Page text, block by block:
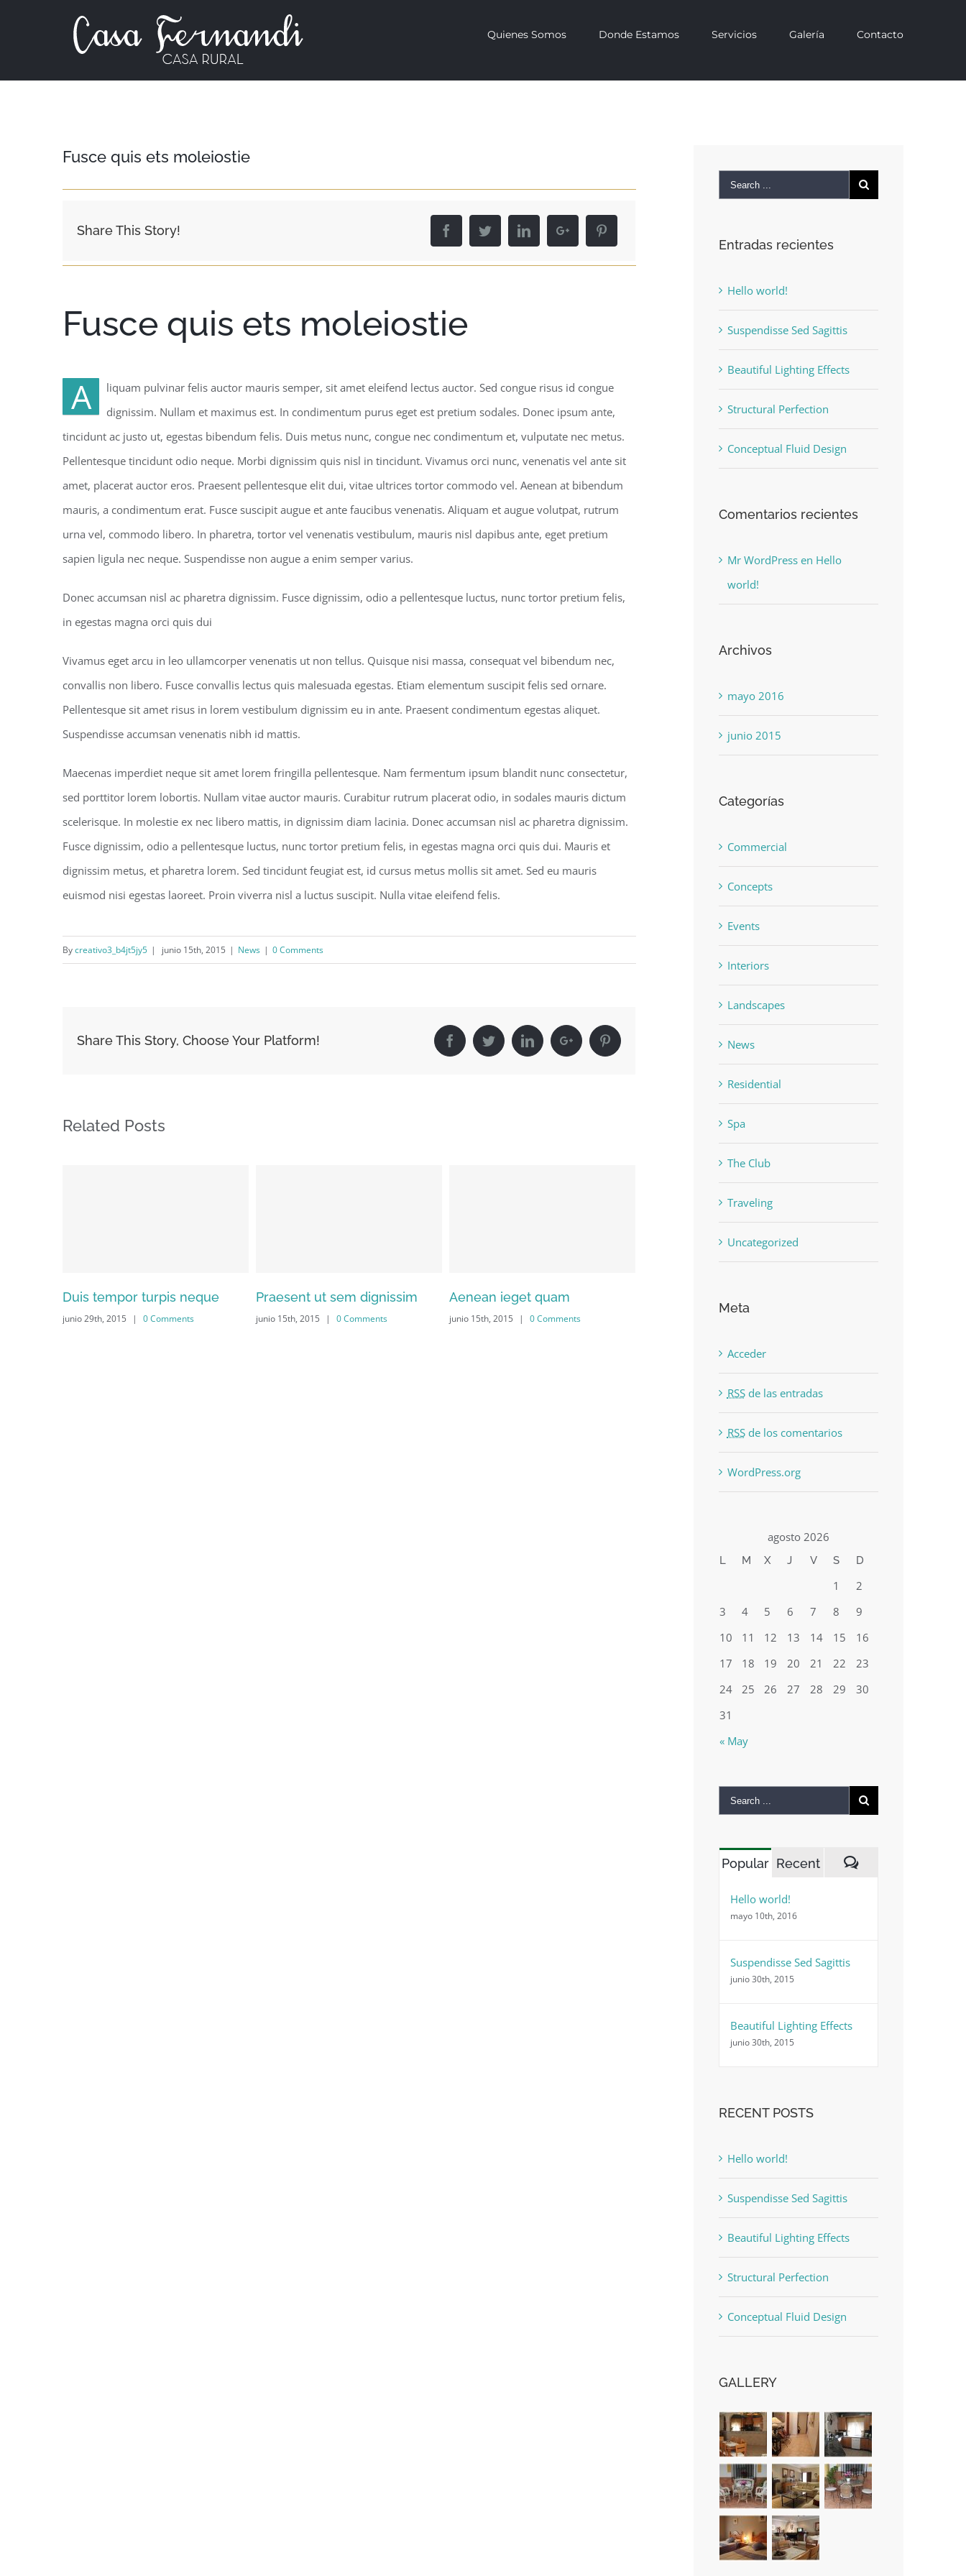
Quienes Somos Donde Estamos Servicios Galería Contacto
Fusce quis ets moleiostie
Share This Story!
Fusce quis ets moleiostie
A
liquam pulvinar felis auctor mauris semper, sit amet eleifend lectus auctor. Sed congue risus id congue
dignissim. Nullam et maximus est. In condimentum purus eget est pretium sodales. Donec ipsum ante,
tincidunt ac justo ut, egestas bibendum felis. Duis metus nunc, congue nec condimentum et, vulputate nec metus.
Pellentesque tincidunt odio neque. Morbi dignissim quis nisl in tincidunt. Vivamus orci nunc, venenatis vel ante sit
amet, placerat auctor eros. Praesent pellentesque elit dui, vitae ultrices tortor commodo vel. Aenean at bibendum
mauris, a condimentum erat. Fusce suscipit augue et ante faucibus venenatis. Aliquam et augue volutpat, rutrum
urna vel, commodo libero. In pharetra, tortor vel venenatis vestibulum, mauris nisl dapibus ante, eget pretium
sapien ligula nec neque. Suspendisse non augue a enim semper varius.
Donec accumsan nisl ac pharetra dignissim. Fusce dignissim, odio a pellentesque luctus, nunc tortor pretium felis,
in egestas magna orci quis dui
Vivamus eget arcu in leo ullamcorper venenatis ut non tellus. Quisque nisi massa, consequat vel bibendum nec,
convallis non libero. Fusce convallis lectus quis malesuada egestas. Etiam elementum suscipit felis sed ornare.
Pellentesque sit amet risus in lorem vestibulum dignissim eu in ante. Praesent condimentum egestas aliquet.
Suspendisse accumsan venenatis nibh id mattis.
Maecenas imperdiet neque sit amet lorem fringilla pellentesque. Nam fermentum ipsum blandit nunc consectetur,
sed porttitor lorem lobortis. Nullam vitae auctor mauris. Curabitur rutrum placerat odio, in sodales mauris dictum
scelerisque. In molestie ex nec libero mattis, in dignissim diam lacinia. Donec accumsan nisl ac pharetra dignissim.
Fusce dignissim, odio a pellentesque luctus, nunc tortor pretium felis, in egestas magna orci quis dui. Mauris et
dignissim metus, et pharetra lorem. Sed tincidunt feugiat est, id cursus metus mollis sit amet. Sed eu mauris
euismod nisi egestas laoreet. Proin viverra nisl a luctus suscipit. Nulla vitae eleifend felis.
Bycreativo3_b4jt5jy5 | junio 15th, 2015 | News | 0 Comments
Share This Story, Choose Your Platform! FacebookTwitterLinkedinGoogle+ Pinterest
Related Posts
Praesent ut sem dignissim
junio 15th, 2015 | 0 Comments
Aenean ieget quam
junio 15th, 2015 | 0 Comments
Curabitur nisi ultricies
junio 15th, 2015 | 0 Comments
Entradas recientes
Hello world!
Suspendisse Sed Sagittis
Beautiful Lighting Effects
Structural Perfection
Conceptual Fluid Design
Comentarios recientes
Mr WordPressen Hello
world!
Archivos
mayo 2016
junio 2015
Categorías
Commercial
Concepts
Events
Interiors
Landscapes
News
Residential
Spa
The Club
Traveling
Uncategorized
Meta
Acceder
RSSde las entradas
RSSde los comentarios
WordPress.org
agosto 2026
L M X J V S D
« May
1
2
3
4 5 6 7 8
9
10
11 12 13 14 15
16
17
18 19 20 21 22
23
24
25 26 27 28 29
30
31
Popular Recent
Hello world!
mayo 10th, 2016
Suspendisse Sed Sagittis
junio 30th, 2015
Beautiful Lighting Effects
junio 30th, 2015
RECENT POSTS
Hello world!
Suspendisse Sed Sagittis
Beautiful Lighting Effects
Structural Perfection
Conceptual Fluid Design
GALLERY